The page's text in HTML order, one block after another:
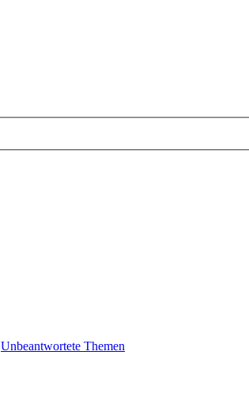
Unbeantwortete Themen